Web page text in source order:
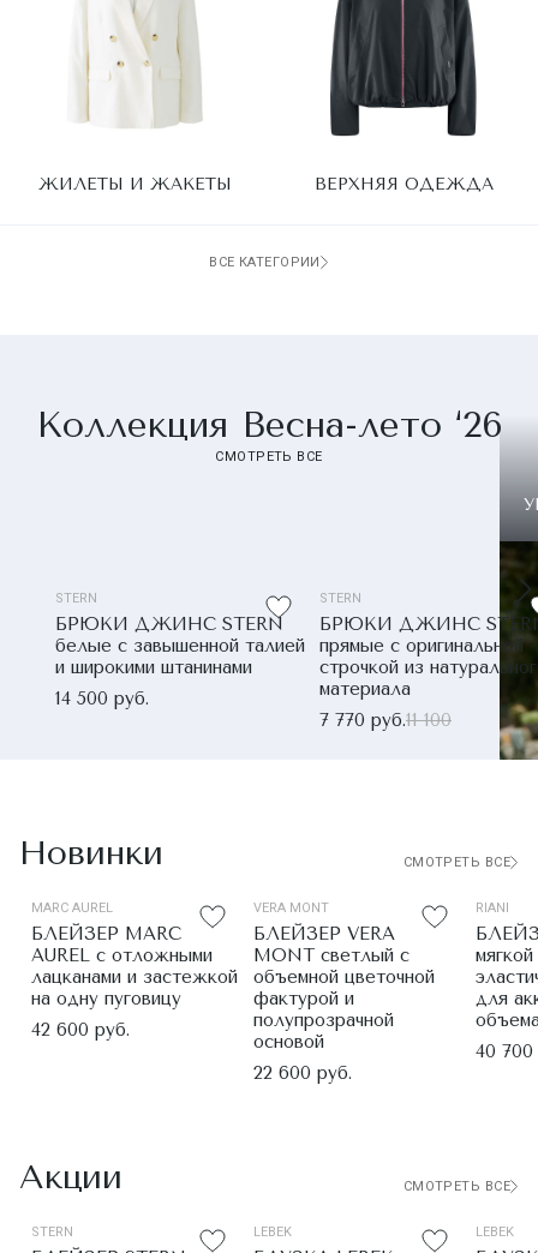
ЖИЛЕТЫ И ЖАКЕТЫ ВЕРХНЯЯ ОДЕЖДА
ВСЕ КАТЕГОРИИ
Коллекция Весна-лето ‘26
СМОТРЕТЬ ВСЕ
STERN
БРЮКИ ДЖИНС STERN
белые с завышенной талией
и широкими штанинами
14 500 руб.
STERN
БРЮКИ ДЖИНС
прямые с оригинальной
строчкой из
материала
7 770 руб.11 100
Новинки СМОТРЕТЬ ВСЕ
MARC AUREL
БЛЕЙЗЕР MARC
AUREL с отложными
лацканами и застежкой
на одну пуговицу
42 600 руб.
VERA MONT
БЛЕЙЗЕР VERA
MONT светлый с
объемной цветочной
фактурой и
полупрозрачной
основой
22 600 руб.
RIANI
для
40 700
Акции СМОТРЕТЬ ВСЕ
STERN LEBEK LEBEK